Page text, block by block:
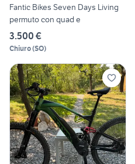
Fantic Bikes Seven Days Living
permuto con quad e
3.500 €
Chiuro(SO)